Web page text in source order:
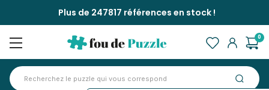
Plus de 247817 références en stock !
0